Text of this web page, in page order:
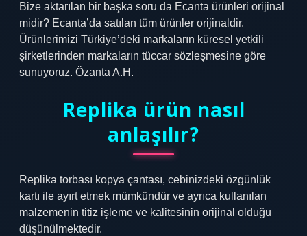
Bize aktarılan bir başka soru da Ecanta ürünleri orijinal
midir? Ecanta’da satılan tüm ürünler orijinaldir.
Ürünlerimizi Türkiye’deki markaların küresel yetkili
şirketlerinden markaların tüccar sözleşmesine göre
sunuyoruz. Özanta A.H.
Replika ürün nasıl
anlaşılır?
Replika torbası kopya çantası, cebinizdeki özgünlük
kartı ile ayırt etmek mümkündür ve ayrıca kullanılan
malzemenin titiz işleme ve kalitesinin orijinal olduğu
düşünülmektedir.